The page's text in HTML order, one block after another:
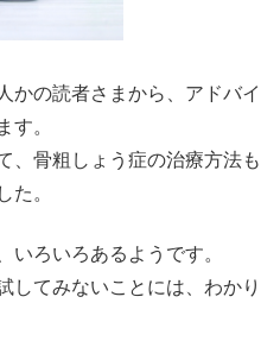
かの読者さまから、アドバイ
。
、骨粗しょう症の治療方法も
。
ろいろあるようです。
してみないことには、わかり